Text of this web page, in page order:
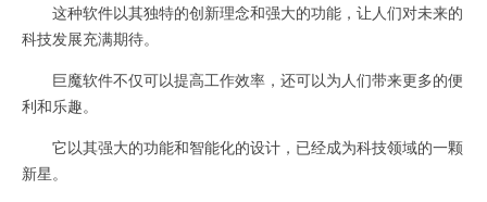
这种软件以其独特的创新理念和强大的功能，让人们对未来的
科技发展充满期待。
巨魔软件不仅可以提高工作效率，还可以为人们带来更多的便
利和乐趣。
它以其强大的功能和智能化的设计，已经成为科技领域的一颗
新星。